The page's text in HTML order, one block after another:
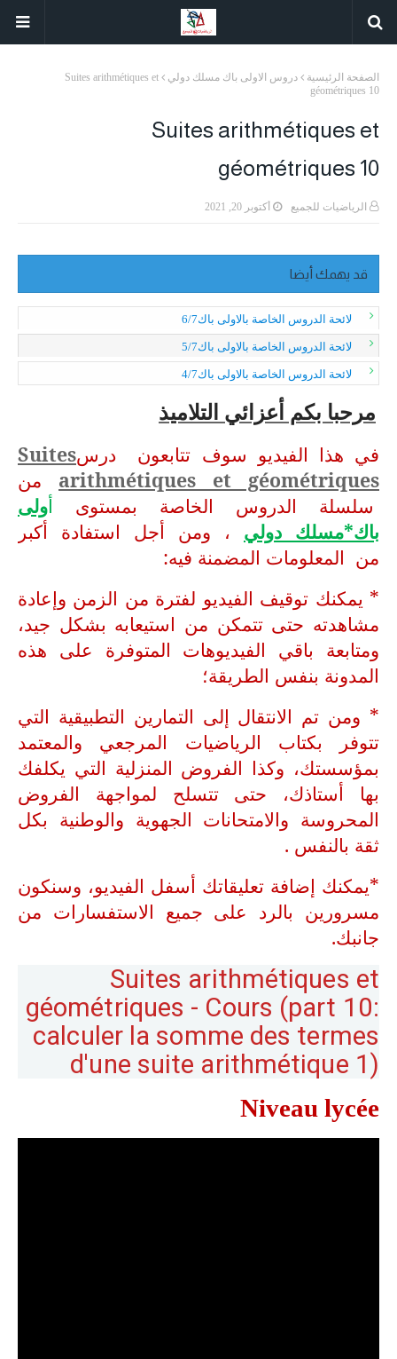
الصفحة الرئيسية دروس الاولى باك مسلك دولي
Suites arithmétiques et
géométriques 10
Suites arithmétiques et
géométriques 10
الرياضيات للجميع أكتوبر 20, 2021
قد يهمك أيضا
لائحة الدروس الخاصة بالاولى باك6/7
لائحة الدروس الخاصة بالاولى باك5/7
لائحة الدروس الخاصة بالاولى باك4/7
مرحبا بكم أعزائي التلاميذ
في هذا الفيديو سوف تتابعون درسSuites
arithmétiques et géométriques من
سلسلة الدروس الخاصة بمستوى أولى
باك*مسلك دولي ، ومن أجل استفادة أكبر
من المعلومات المضمنة فيه:
* يمكنك توقيف الفيديو لفترة من الزمن وإعادة
مشاهدته حتى تتمكن من استيعابه بشكل جيد،
ومتابعة باقي الفيديوهات المتوفرة على هذه
المدونة بنفس الطريقة؛
* ومن تم الانتقال إلى التمارين التطبيقية التي
تتوفر بكتاب الرياضيات المرجعي والمعتمد
بمؤسستك، وكذا الفروض المنزلية التي يكلفك
بها أستاذك، حتى تتسلح لمواجهة الفروض
المحروسة والامتحانات الجهوية والوطنية بكل
ثقة بالنفس .
*يمكنك إضافة تعليقاتك أسفل الفيديو، وسنكون
مسرورين بالرد على جميع الاستفسارات من
جانبك.
Suites arithmétiques et
géométriques - Cours (part 10:
calculer la somme des termes
d'une suite arithmétique 1)
Niveau lycée